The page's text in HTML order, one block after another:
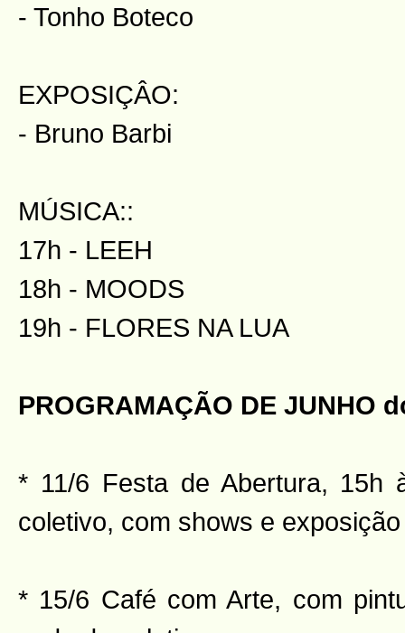
- Tonho Boteco
EXPOSIÇÂO:
- Bruno Barbi
MÚSICA::
17h - LEEH
18h - MOODS
19h - FLORES NA LUA
PROGRAMAÇÃO DE JUNHO
* 11/6 Festa de Abertura, 15h
coletivo, com shows e exposição
* 15/6 Café com Arte, com